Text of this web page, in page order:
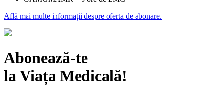
Află mai multe informații despre oferta de abonare.
Abonează-te
la Viața Medicală!